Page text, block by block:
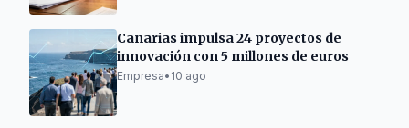
Canarias impulsa 24 proyectos de
innovación con 5 millones de euros
Empresa• 10 ago